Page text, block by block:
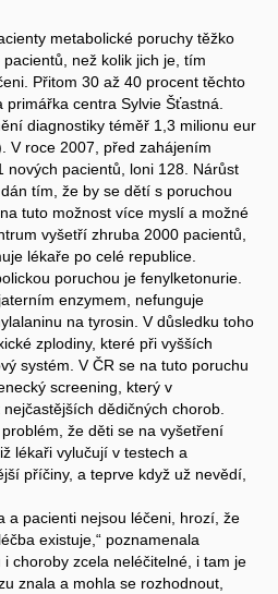
metabolické poruchy těžko
než kolik jich je, tím
Přitom 30 až 40 procent těchto
centra Sylvie Šťastná.
diagnostiky téměř 1,3 milionu eur
V roce 2007, před zahájením
nových pacientů, loni 128. Nárůst
tím, že by se dětí s poruchou
tuto možnost více myslí a možné
vyšetří zhruba 2000 pacientů,
lékaře po celé republice.
poruchou je fenylketonurie.
enzymem, nefunguje
na tyrosin. V důsledku toho
zplodiny, které při vyšších
systém. V ČR se na tuto poruchu
screening, který v
dědičných chorob.
že děti se na vyšetření
lékaři vylučují v testech a
příčiny, a teprve když už nevědí,
a pacienti nejsou léčeni, hrozí, že
existuje,“ poznamenala
choroby zcela neléčitelné, i tam je
znala a mohla se rozhodnout,